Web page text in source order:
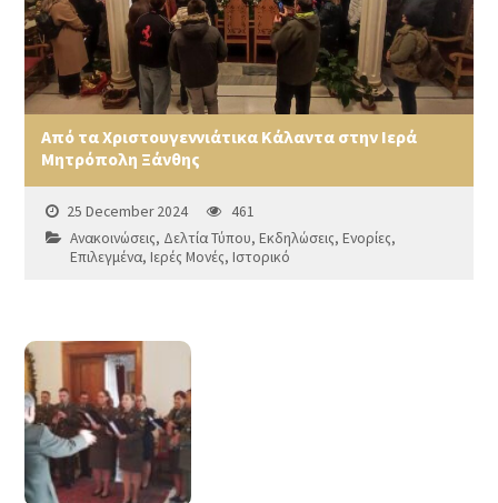
Από τα Χριστουγεννιάτικα Κάλαντα στην Ιερά
Μητρόπολη Ξάνθης
25 December 2024
461
Ανακοινώσεις, Δελτία Τύπου,Εκδηλώσεις,Ενορίες,
Επιλεγμένα,Ιερές Μονές,Ιστορικό